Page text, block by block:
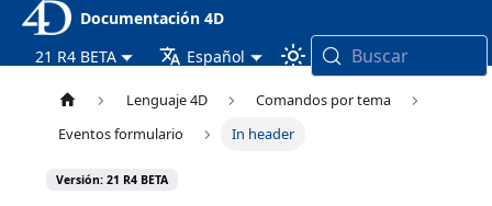
Documentación 4D
21 R4 BETA
Español Buscar
Lenguaje 4D
Comandos por tema
Eventos formulario
In header
Versión: 21 R4 BETA